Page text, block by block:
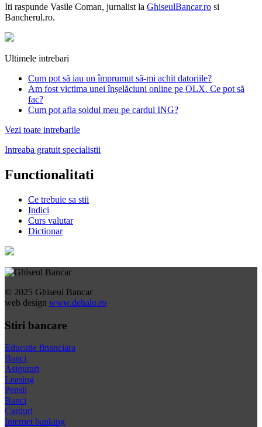
Iti raspunde Vasile Coman, jurnalist la GhiseulBancar.ro si
Bancherul.ro.
Ultimele intrebari
Cum pot să iau un împrumut să-mi achit datoriile?
Am fost victima unei înșelăciuni online pe OLX. Ce pot să
fac?
Cum pot afla soldul meu pe cardul ING?
Vezi toate intrebarile
Intreaba gratuit specialistii
Functionalitati
Ce trebuie sa stii
Indici
Curs valutar
Dictionar
© 2025 Ghiseul Bancar
web design www.dehalo.ro
Stiri bancare
Educatie financiara
Banci
Asigurari
Leasing
Pensii
Banci
Carduri
Internet banking